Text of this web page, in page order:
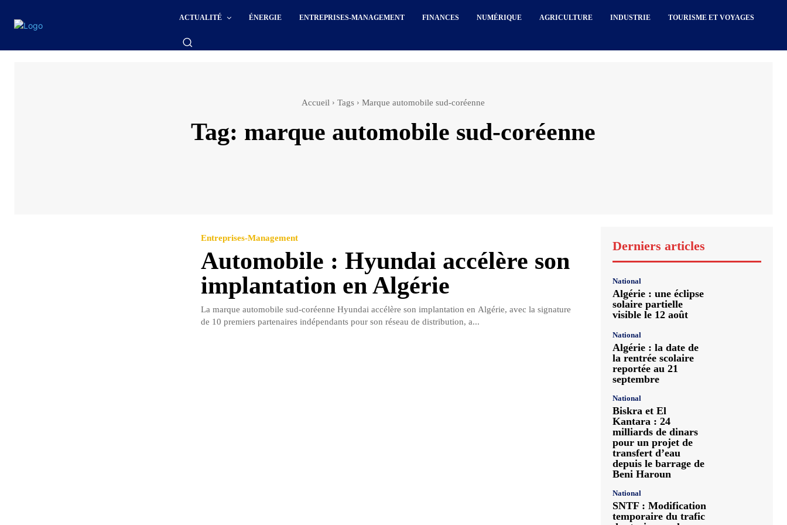
ACTUALITÉ ÉNERGIE ENTREPRISES-MANAGEMENT FINANCES NUMÉRIQUE AGRICULTURE INDUSTRIE TOURISME ET VOYAGES
Accueil Tags Marque automobile sud-coréenne
Tag: marque automobile sud-coréenne
Entreprises-Management
Automobile : Hyundai accélère son
implantation en Algérie
La marque automobile sud-coréenne Hyundai accélère son implantation en Algérie, avec la signature
de 10 premiers partenaires indépendants pour son réseau de distribution, a...
Derniers articles
National
Algérie : une éclipse
solaire partielle
visible le 12 août
National
Algérie : la date de
la rentrée scolaire
reportée au 21
septembre
National
Biskra et El
Kantara : 24
milliards de dinars
pour un projet de
transfert d’eau
depuis le barrage de
Beni Haroun
National
SNTF : Modification
temporaire du trafic